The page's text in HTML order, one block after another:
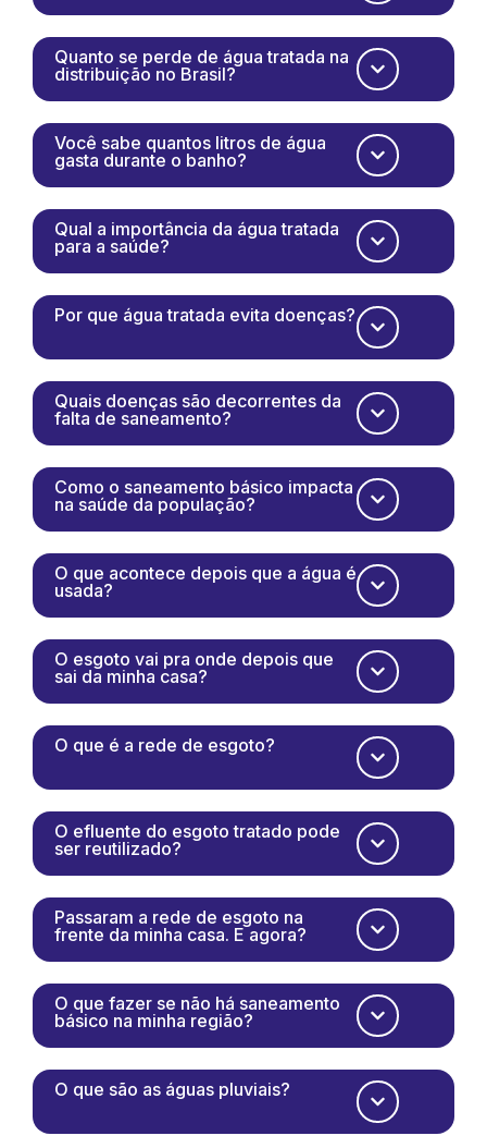
Quanto se perde de água tratada na
distribuição no Brasil?
Você sabe quantos litros de água
gasta durante o banho?
Qual a importância da água tratada
para a saúde?
Por que água tratada evita doenças?
Quais doenças são decorrentes da
falta de saneamento?
Como o saneamento básico impacta
na saúde da população?
O que acontece depois que a água é
usada?
O esgoto vai pra onde depois que
sai da minha casa?
O que é a rede de esgoto?
O efluente do esgoto tratado pode
ser reutilizado?
Passaram a rede de esgoto na
frente da minha casa. E agora?
O que fazer se não há saneamento
básico na minha região?
O que são as águas pluviais?